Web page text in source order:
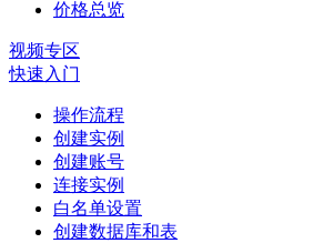
价格总览
视频专区
快速入门
操作流程
创建实例
创建账号
连接实例
白名单设置
创建数据库和表